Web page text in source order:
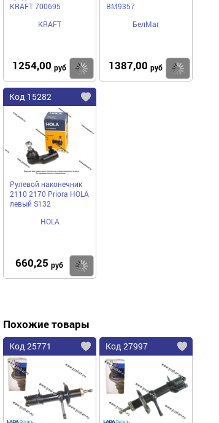
KRAFT 700695
KRAFT
1254,00 руб Купить
BM9357
БелМаг
1387,00 руб
Код 15282
Рулевой наконечник
2110 2170 Priora HOLA
левый S132
HOLA
660,25 руб
Похожие товары
Код 25771 Код 27997